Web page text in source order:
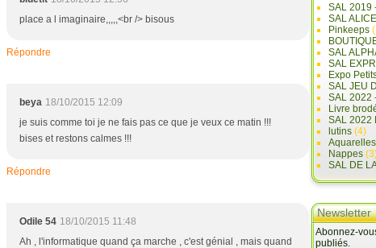
place a l imaginaire,,,,,<br /> bisous
Répondre
beya 18/10/2015 12:09
je suis comme toi je ne fais pas ce que je veux ce matin !!!
bises et restons calmes !!!
Répondre
Odile 54 18/10/2015 11:48
Ah , l'informatique quand ça marche , c'est génial , mais quand
SAL 2019
SAL
Pinkeeps
SAL
SAL
Expo
SAL JEU
SAL 2022
Livre
SAL 2022
lutins (4)
Aquarelles
Nappes
SAL DE
Newsletter
Abonnez-
publiés.